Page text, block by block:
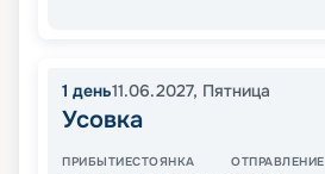
1 день11.06.2027, Пятница
Усовка
ПРИБЫТИЕСТОЯНКА ОТПРАВЛЕНИЕ